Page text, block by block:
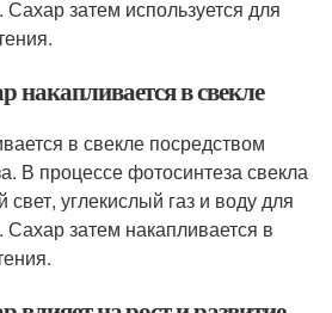
затем используется для
накапливается в свекле
в свекле посредством
В процессе фотосинтеза свекла
свет, углекислый газ и воду для
Сахар затем накапливается в